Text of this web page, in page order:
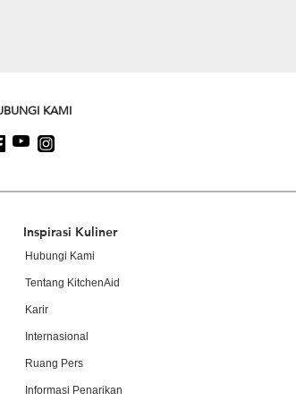
KAMI
Inspirasi Kuliner
Hubungi Kami
Tentang KitchenAid
Karir
Internasional
Ruang Pers
Informasi Penarikan